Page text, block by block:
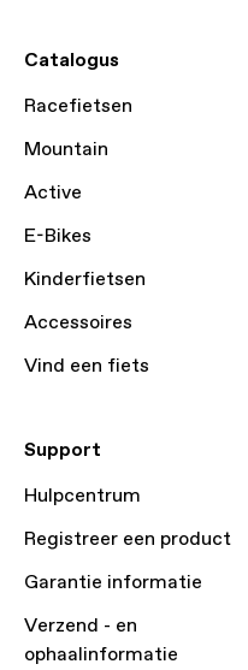
Catalogus
Racefietsen
Mountain
Active
E-Bikes
Kinderfietsen
Accessoires
Vind een fiets
Support
Hulpcentrum
Registreer een product
Garantie informatie
Verzend - en
ophaalinformatie